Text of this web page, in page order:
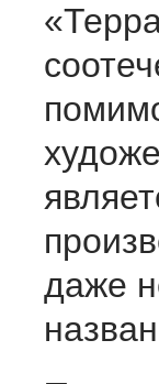
даже